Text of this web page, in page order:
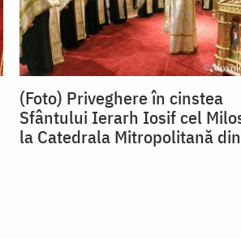
(Foto) Priveghere în cinstea
Sfântului Ierarh Iosif cel
la Catedrala Mitropolitană